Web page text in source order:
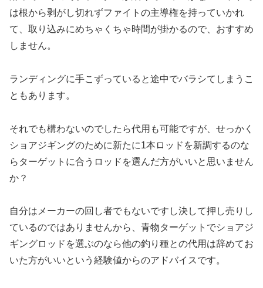
は根から剥がし切れずファイトの主導権を持っていかれ
て、取り込みにめちゃくちゃ時間が掛かるので、おすすめ
しません。
ランディングに手こずっていると途中でバラシてしまうこ
ともあります。
それでも構わないのでしたら代用も可能ですが、せっかく
ショアジギングのために新たに1本ロッドを新調するのな
らターゲットに合うロッドを選んだ方がいいと思いません
か？
自分はメーカーの回し者でもないですし決して押し売りし
ているのではありませんから、青物ターゲットでショアジ
ギングロッドを選ぶのなら他の釣り種との代用は辞めてお
いた方がいいという経験値からのアドバイスです。